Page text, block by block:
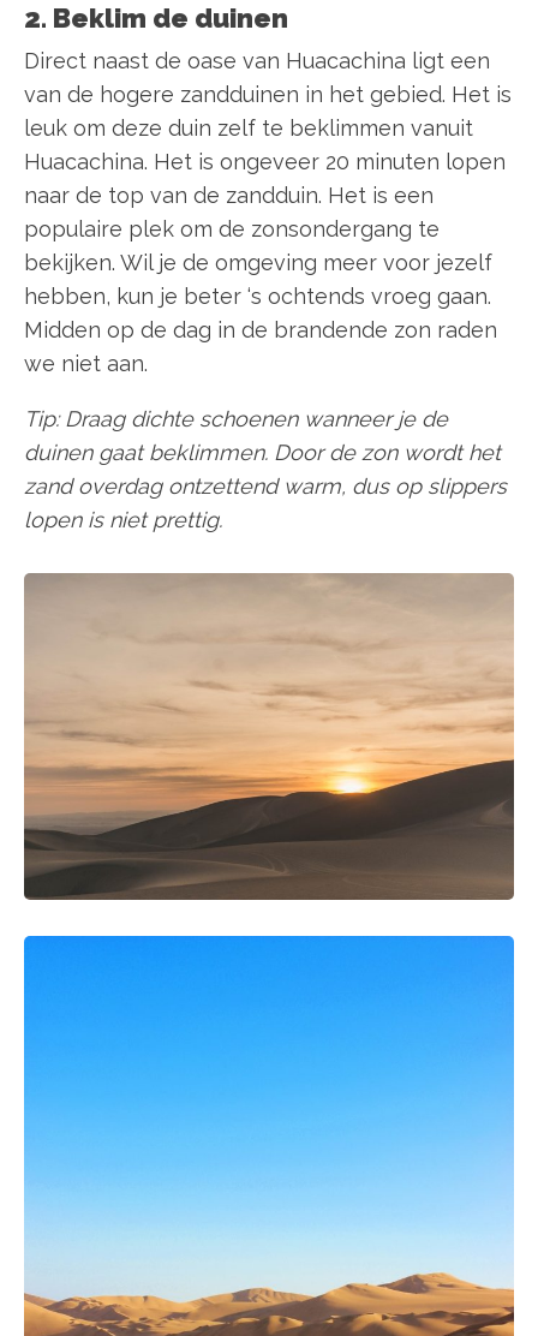
2. Beklim de duinen
Direct naast de oase van Huacachina ligt een
van de hogere zandduinen in het gebied. Het is
leuk om deze duin zelf te beklimmen vanuit
Huacachina. Het is ongeveer 20 minuten lopen
naar de top van de zandduin. Het is een
populaire plek om de zonsondergang te
bekijken. Wil je de omgeving meer voor jezelf
hebben, kun je beter ‘s ochtends vroeg gaan.
Midden op de dag in de brandende zon raden
we niet aan.
Tip: Draag dichte schoenen wanneer je de
duinen gaat beklimmen. Door de zon wordt het
zand overdag ontzettend warm, dus op slippers
lopen is niet prettig.